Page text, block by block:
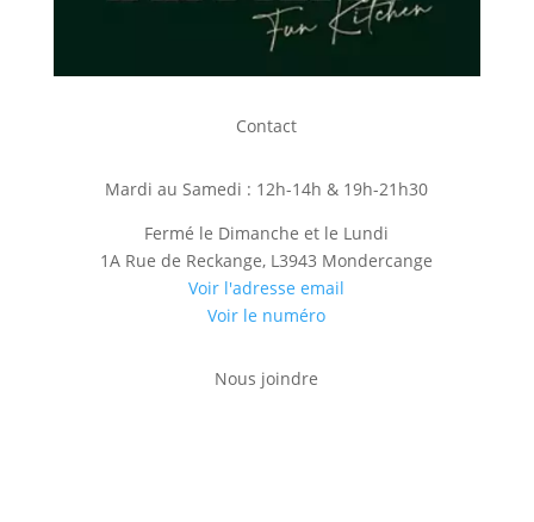
Contact
Mardi au Samedi : 12h-14h & 19h-21h30
Fermé le Dimanche et le Lundi
1A Rue de Reckange, L3943 Mondercange
Voir l'adresse email
Voir le numéro
Nous joindre